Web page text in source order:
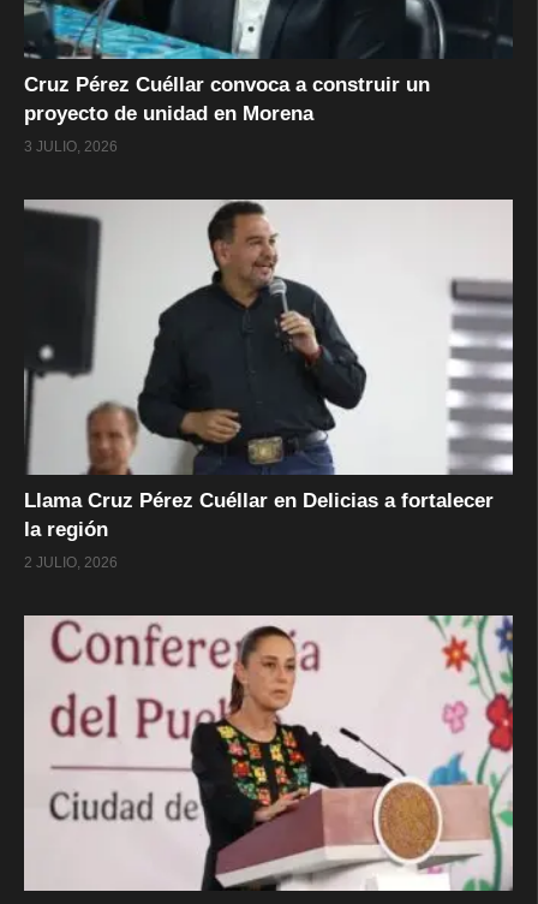
Cruz Pérez Cuéllar convoca a construir un
proyecto de unidad en Morena
3 JULIO, 2026
Llama Cruz Pérez Cuéllar en Delicias a fortalecer
la región
2 JULIO, 2026